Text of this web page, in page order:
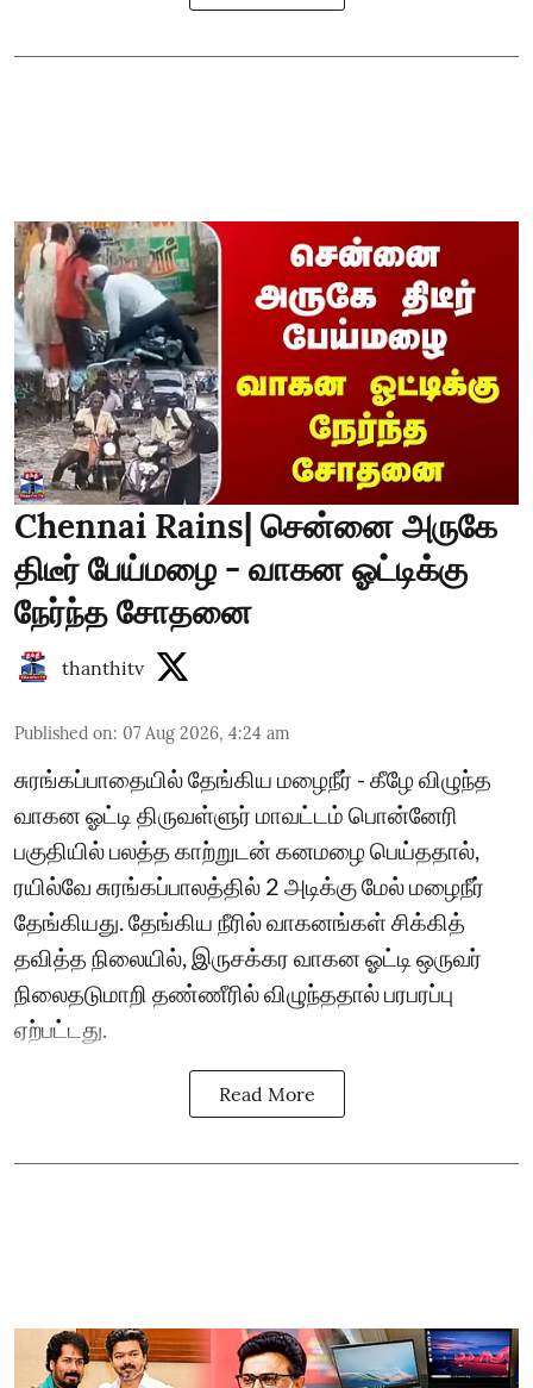
Chennai Rains| சென்னை அருகே
திடீர் பேய்மழை - வாகன ஓட்டிக்கு
நேர்ந்த சோதனை
thanthitv
Published on: 07 Aug 2026, 4:24 am
சுரங்கப்பாதையில் தேங்கிய மழைநீர் - கீழே விழுந்த
வாகன ஓட்டி திருவள்ளுர் மாவட்டம் பொன்னேரி
பகுதியில் பலத்த காற்றுடன் கனமழை பெய்ததால்,
ரயில்வே சுரங்கப்பாலத்தில் 2 அடிக்கு மேல் மழைநீர்
தேங்கியது. தேங்கிய நீரில் வாகனங்கள் சிக்கித்
தவித்த நிலையில், இருசக்கர வாகன ஓட்டி ஒருவர்
நிலைதடுமாறி தண்ணீரில் விழுந்ததால் பரபரப்பு
ஏற்பட்டது.
Read More